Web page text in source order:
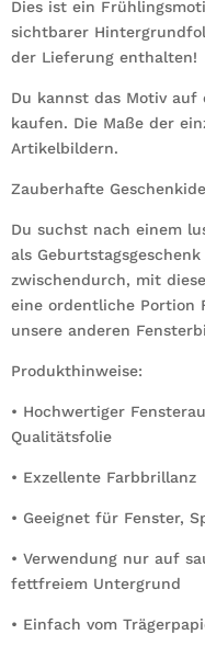
Dies ist ein
sichtbarer
der Lieferung enthalten!
Du kannst das Motiv auf
kaufen. Die Maße der
Artikelbildern.
Zauberhafte
Du suchst nach einem
als
zwischendurch, mit
eine ordentliche Portion
unsere anderen
Produkthinweise:
• Hochwertiger
Qualitätsfolie
• Exzellente Farbbrillanz
• Geeignet für Fenster,
• Verwendung nur auf
fettfreiem Untergrund
• Einfach vom